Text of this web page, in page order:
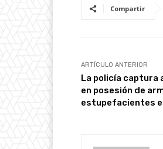
Compartir
ARTÍCULO ANTERIOR
La policía captura
en posesión de
estupefacientes